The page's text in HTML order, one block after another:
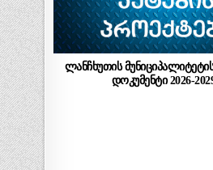
ლანჩხუთის
დოკუმენტი 2026-